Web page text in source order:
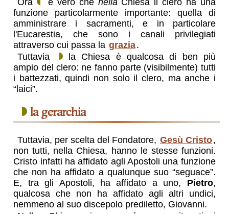
Ora è vero che nellaChiesa il clero ha una
funzione particolarmente importante: quella di
amministrare i sacramenti, e in particolare
l'Eucarestia, che sono i canali privilegiati
attraverso cui passa la grazia.
Tuttavia
la Chiesa è qualcosa di ben più
ampio del clero: ne fanno parte (visibilmente) tutti
i battezzati, quindi non solo il clero, ma anche i
“laici”.
la gerarchia
Tuttavia, per scelta del Fondatore, Gesù Cristo,
non tutti, nella Chiesa, hanno le stesse funzioni.
Cristo infatti ha affidato agli Apostoli una funzione
che non ha affidato a qualunque suo “seguace”.
E, tra gli Apostoli, ha affidato a uno, Pietro,
qualcosa che non ha affidato agli altri undici,
nemmeno al suo discepolo prediletto, Giovanni.